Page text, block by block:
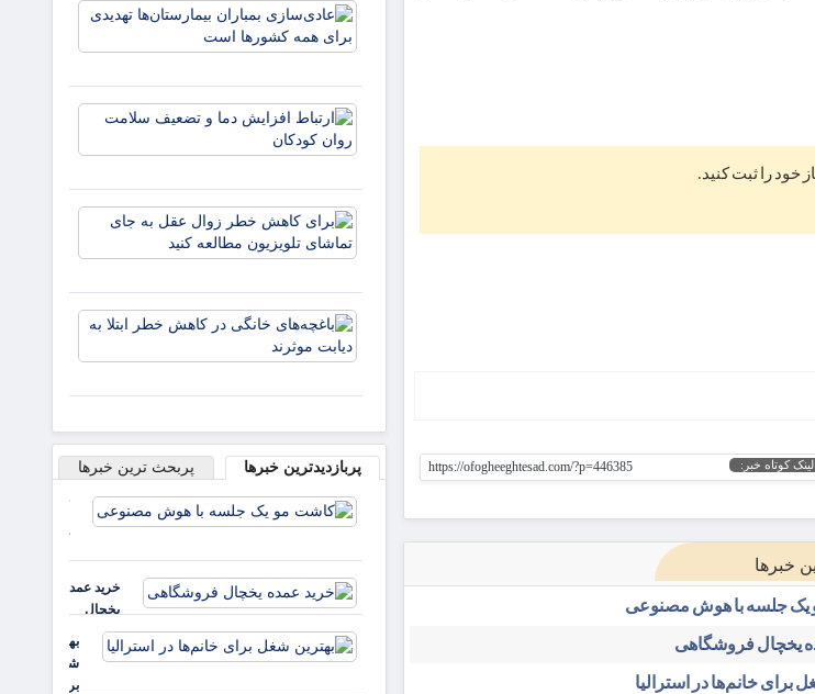
خود را ثبت کنید.
لینک کوتاه خبر: https://ofogheeghtesad.com/?p=446385
خبرها
یک جلسه با هوش مصنوعی
یخچال فروشگاهی
برای خانم‌ها در استرالیا
موثرند
پربازدیدترین خبرها پربحث ترین خبرها
خرید عمده
یخچال
فروشگاهی
بهترین
شغل
برای